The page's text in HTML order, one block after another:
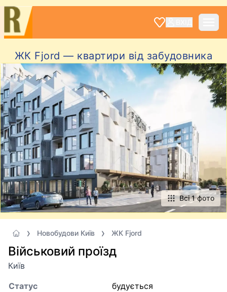
ЖК Fjord — квартири від забудовника
Всі 1 фото
Новобудови Київ ЖК Fjord
Військовий проїзд
Київ
Статус
будується